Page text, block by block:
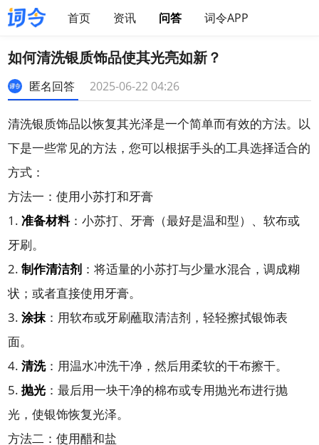
首页 资讯 问答 词令APP
如何清洗银质饰品使其光亮如新？
匿名回答 2025-06-22 04:26
清洗银质饰品以恢复其光泽是一个简单而有效的方法。以
下是一些常见的方法，您可以根据手头的工具选择适合的
方式：
方法一：使用小苏打和牙膏
1.准备材料：小苏打、牙膏（最好是温和型）、软布或
牙刷。
2.制作清洁剂 ：将适量的小苏打与少量水混合，调成糊
状；或者直接使用牙膏。
3.涂抹：用软布或牙刷蘸取清洁剂，轻轻擦拭银饰表
面。
4.清洗：用温水冲洗干净，然后用柔软的干布擦干。
5.抛光 ：最后用一块干净的棉布或专用抛光布进行抛
光，使银饰恢复光泽。
方法二：使用醋和盐